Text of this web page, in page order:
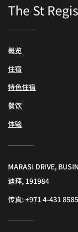
The St
概览
住宿
特色住宿
餐饮
体验
MARASI DRIVE,
迪拜, 191984
传真:+971 4-431 8585